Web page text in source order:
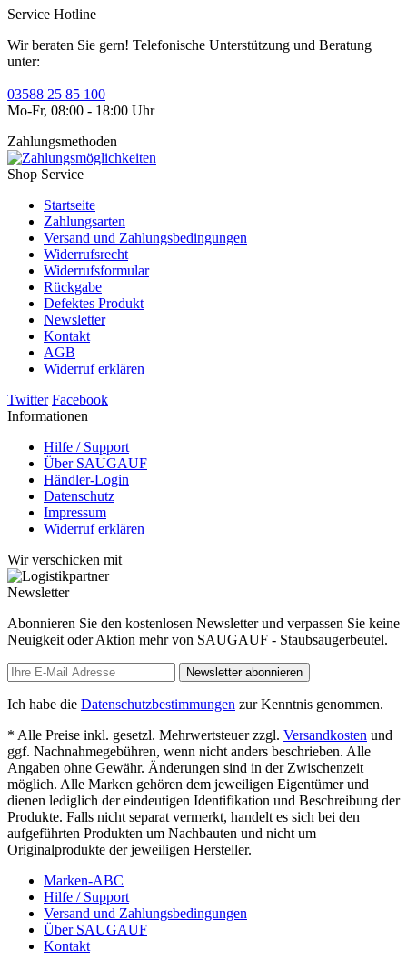
Service Hotline
Wir beraten Sie gern! Telefonische Unterstützung und Beratung
unter:
03588 25 85 100
Mo-Fr, 08:00 - 18:00 Uhr
Zahlungsmethoden
Shop Service
Startseite
Zahlungsarten
Versand und Zahlungsbedingungen
Widerrufsrecht
Widerrufsformular
Rückgabe
Defektes Produkt
Newsletter
Kontakt
AGB
Widerruf erklären
Twitter Facebook
Informationen
Hilfe / Support
Über SAUGAUF
Händler-Login
Datenschutz
Impressum
Widerruf erklären
Wir verschicken mit
Newsletter
Abonnieren Sie den kostenlosen Newsletter und verpassen Sie keine
Neuigkeit oder Aktion mehr von SAUGAUF - Staubsaugerbeutel.
Newsletter abonnieren
Ich habe die Datenschutzbestimmungen zur Kenntnis genommen.
* Alle Preise inkl. gesetzl. Mehrwertsteuer zzgl. Versandkosten und
ggf. Nachnahmegebühren, wenn nicht anders beschrieben. Alle
Angaben ohne Gewähr. Änderungen sind in der Zwischenzeit
möglich. Alle Marken gehören dem jeweiligen Eigentümer und
dienen lediglich der eindeutigen Identifikation und Beschreibung der
Produkte. Falls nicht separat vermerkt, handelt es sich bei den
aufgeführten Produkten um Nachbauten und nicht um
Originalprodukte der jeweiligen Hersteller.
Marken-ABC
Hilfe / Support
Versand und Zahlungsbedingungen
Über SAUGAUF
Kontakt